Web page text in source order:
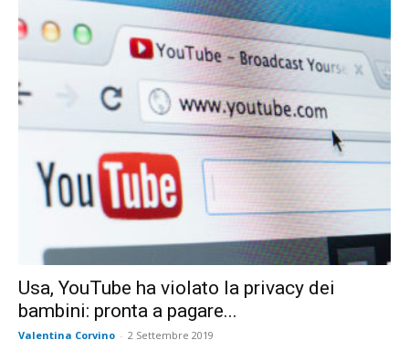
Usa, YouTube ha violato la privacy dei
bambini: pronta a pagare...
Valentina Corvino - 2 Settembre 2019